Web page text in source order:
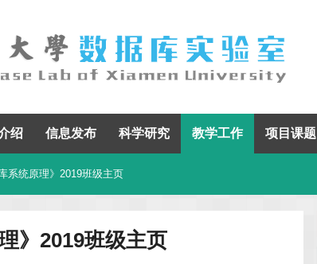
绍 信息发布 科学研究 教学工作 项目课题
系统原理》2019班级主页
》2019班级主页